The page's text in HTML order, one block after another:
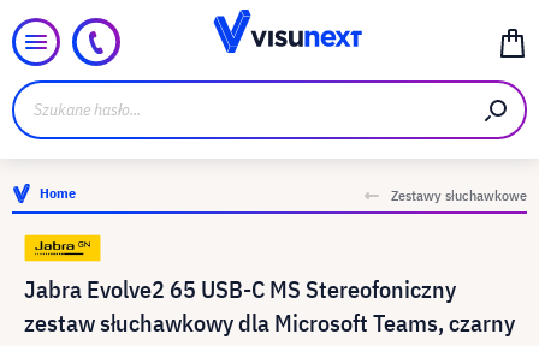
Home Zestawy słuchawkowe
Jabra Evolve2 65 USB-C MS Stereofoniczny
zestaw słuchawkowy dla Microsoft Teams, czarny